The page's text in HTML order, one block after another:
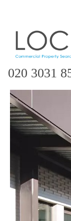
020 3031